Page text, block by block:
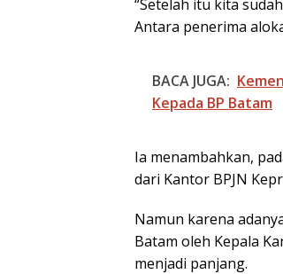
“Setelah itu kita
Antara penerima
BACA JUGA:
Kepada BP Batam
Ia menambahkan,
dari Kantor BPJN
Namun karena
Batam oleh Kepala
menjadi panjang.